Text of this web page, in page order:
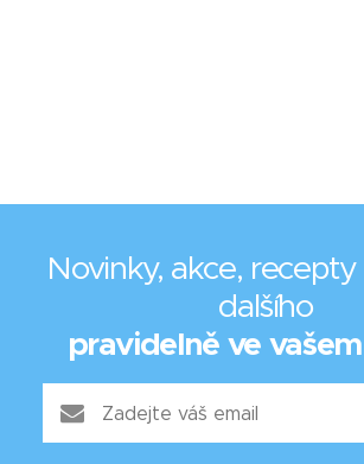
Novinky, akce,
dalšího
pravidelně ve